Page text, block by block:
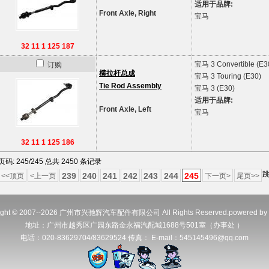
32 11 1 125 187
Front Axle, Right
适用于品牌:
宝马
订购
32 11 1 125 186
横拉杆总成
Tie Rod Assembly
Front Axle, Left
宝马 3 Convertible
宝马 3 Touring (E30)
宝马 3 (E30)
适用于品牌:
宝马
码: 245/245 总共 2450 条记录
<<顶页
<上一页 239 240 241 242 243 244 245 下一页> 尾页>>
© 2007--2026 广州市兴驰辉汽车配件有限公司 All Rights Reserved.powered by
地址：广州市越秀区广园东路金永福汽配城1688号501室（办事处 ）
电话：020-83629704/83629524 传真： E-mail：545145496@qq.com